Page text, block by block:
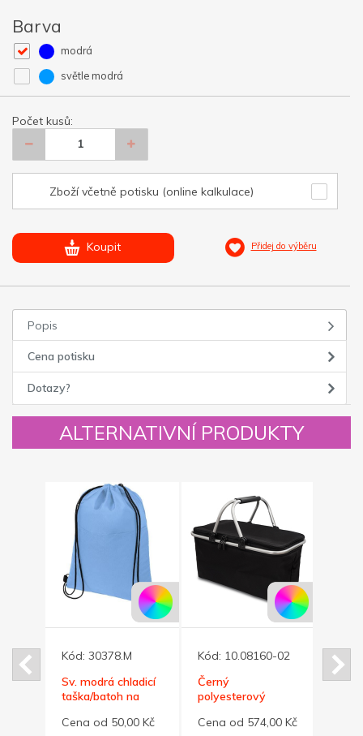
Barva
modrá
světle modrá
Počet kusů:
Zboží včetně potisku (online kalkulace)
Koupit Přidej do výběru
Popis
Cena potisku
Dotazy?
ALTERNATIVNÍ PRODUKTY
Kód: 30378.M
Sv. modrá chladicí
taška/batoh na
Cena od 50,00 Kč
Kód: 10.08160-02
Černý
polyesterový
termokošík
Cena od 574,00 Kč
Kód: